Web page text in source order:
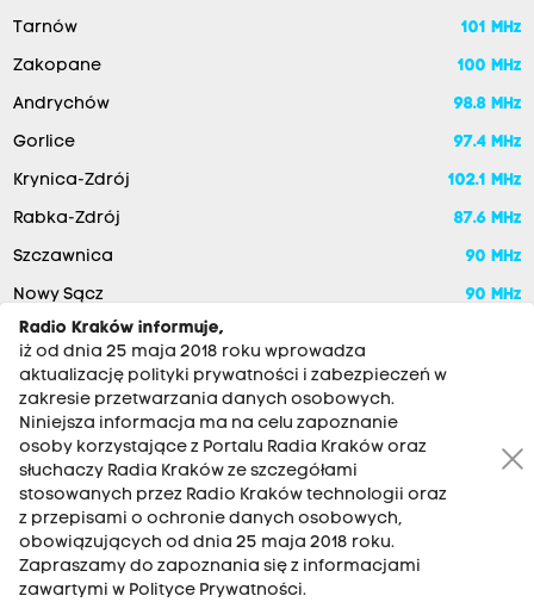
Tarnów 101 MHz
Zakopane 100 MHz
Andrychów 98.8 MHz
Gorlice 97.4 MHz
Krynica-Zdrój 102.1 MHz
Rabka-Zdrój 87.6 MHz
Szczawnica 90 MHz
Nowy Sącz 90 MHz
RADIO KRAKÓW SA. Aleja Juliusza Słowackiego 22, 30-007
Kraków
Antena: 12 200 33 33
Radio Kraków informuje,
iż od dnia 25 maja 2018 roku wprowadza
aktualizację polityki prywatności i zabezpieczeń w
zakresie przetwarzania danych osobowych.
Niniejsza informacja ma na celu zapoznanie
osoby korzystające z Portalu Radia Kraków oraz
słuchaczy Radia Kraków ze szczegółami
stosowanych przez Radio Kraków technologii oraz
z przepisami o ochronie danych osobowych,
obowiązujących od dnia 25 maja 2018 roku.
Zapraszamy do zapoznania się z informacjami
zawartymi w Polityce Prywatności.